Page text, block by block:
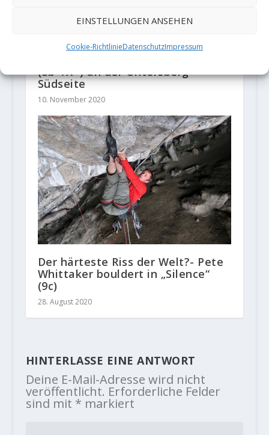
EINSTELLUNGEN ANSEHEN
Cookie-RichtlinieDatenschutzImpressum
(8b+/X+) an der Untersberg-
Südseite
10. November 2020
Der härteste Riss der Welt?- Pete
Whittaker bouldert in „Silence“
(9c)
28. August 2020
HINTERLASSE EINE ANTWORT
Deine E-Mail-Adresse wird nicht
veröffentlicht. Erforderliche Felder
sind mit * markiert